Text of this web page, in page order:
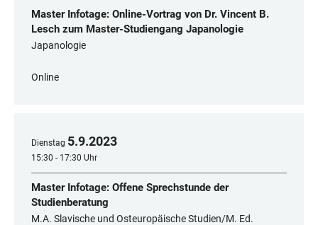
Master Infotage: Online-Vortrag von Dr. Vincent B.
Lesch zum Master-Studiengang Japanologie
Japanologie
Online
Dienstag 5.9.2023
15:30 - 17:30 Uhr
Master Infotage: Offene Sprechstunde der
Studienberatung
M.A. Slavische und Osteuropäische Studien/M. Ed.